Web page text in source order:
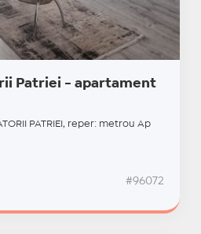
Patriei - apartament
PATRIEI, reper: metrou Ap
#96072